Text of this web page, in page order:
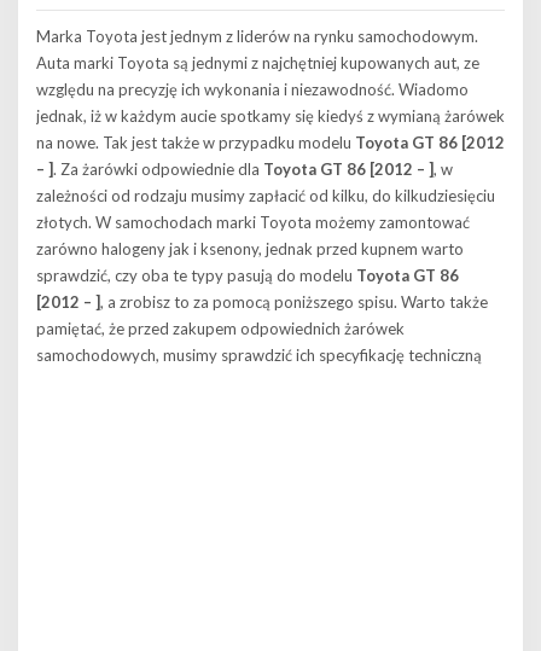
Marka Toyota jest jednym z liderów na rynku samochodowym.
Auta marki Toyota są jednymi z najchętniej kupowanych aut, ze
względu na precyzję ich wykonania i niezawodność. Wiadomo
jednak, iż w każdym aucie spotkamy się kiedyś z wymianą żarówek
na nowe. Tak jest także w przypadku modelu Toyota GT 86 [2012
– ]. Za żarówki odpowiednie dla Toyota GT 86 [2012 – ], w
zależności od rodzaju musimy zapłacić od kilku, do kilkudziesięciu
złotych. W samochodach marki Toyota możemy zamontować
zarówno halogeny jak i ksenony, jednak przed kupnem warto
sprawdzić, czy oba te typy pasują do modelu Toyota GT 86
[2012 – ], a zrobisz to za pomocą poniższego spisu. Warto także
pamiętać, że przed zakupem odpowiednich żarówek
samochodowych, musimy sprawdzić ich specyfikację techniczną